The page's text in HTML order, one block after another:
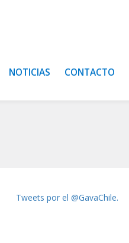
NOTICIAS CONTACTO
Tweets por el @GavaChile.